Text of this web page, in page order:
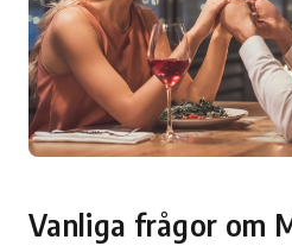
Vanliga frågor om